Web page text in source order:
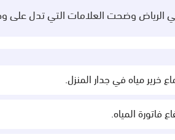
الرياض وضحت العلامات التي تدل على
خرير مياه في جدار المنزل.
فاتورة المياه.